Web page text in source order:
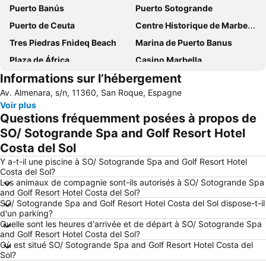
Puerto Banús
Puerto Sotogrande
Puerto de Ceuta
Centre Historique de Marbella
Tres Piedras Fnideq Beach
Marina de Puerto Banus
Plaza de África
Casino Marbella
Nueva Andalucía
San Pedro Alcántara
Benítez
Plage de Bolonia
El Faro
Port de Gibraltar
Port de Plaisance de Marbella
Plaza Alta
Estación de Tren
Plage de Los Lances
Atalaya Golf & Country Club
Europe Point
Centre des Congrès et des Expositions de Marbella
Centro Plaza
Castillo de la Duquesa
Aéroport international de Gibraltar
Playa Guadalmina
Ocean Club Marbella
Los Naranjos Golf Club
Paseo Maritimo Marbella
Informations sur l’hébergement
Av. Almenara, s/n, 11360, San Roque, Espagne
Voir plus
Questions fréquemment posées à propos de
SO/ Sotogrande Spa and Golf Resort Hotel
Costa del Sol
Y a-t-il une piscine à SO/ Sotogrande Spa and Golf Resort Hotel
Costa del Sol?
Les animaux de compagnie sont-ils autorisés à SO/ Sotogrande Spa
and Golf Resort Hotel Costa del Sol?
SO/ Sotogrande Spa and Golf Resort Hotel Costa del Sol dispose-t-il
d'un parking?
Quelle sont les heures d'arrivée et de départ à SO/ Sotogrande Spa
and Golf Resort Hotel Costa del Sol?
Où est situé SO/ Sotogrande Spa and Golf Resort Hotel Costa del
Sol?